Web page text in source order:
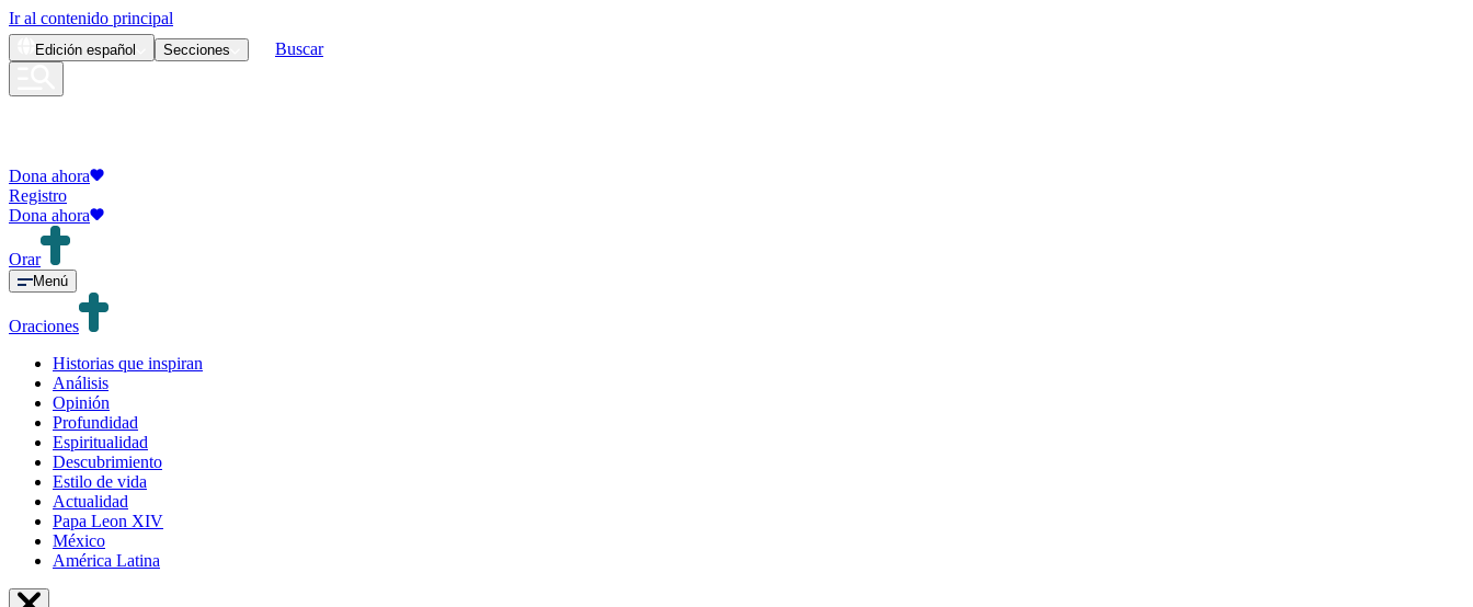
Ir al contenido principal
Edición español Secciones Buscar
Dona ahora
Registro
Dona ahora
Orar
Menú
Oraciones
Historias que inspiran
Análisis
Opinión
Profundidad
Espiritualidad
Descubrimiento
Estilo de vida
Actualidad
Papa Leon XIV
México
América Latina